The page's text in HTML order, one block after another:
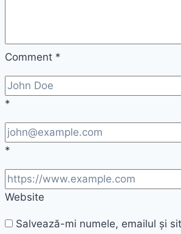
Comment *
*
*
Website
Salvează-mi numele, emailul și